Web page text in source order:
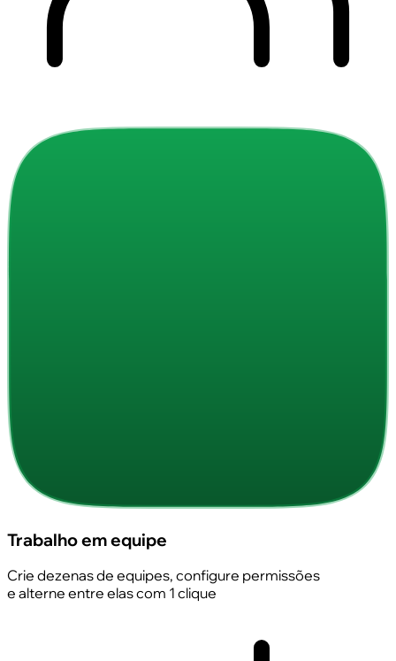
Trabalho em equipe
Crie dezenas de equipes, configure permissões
e alterne entre elas com 1 clique